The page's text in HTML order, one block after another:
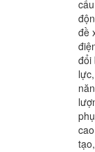
đề
đổi